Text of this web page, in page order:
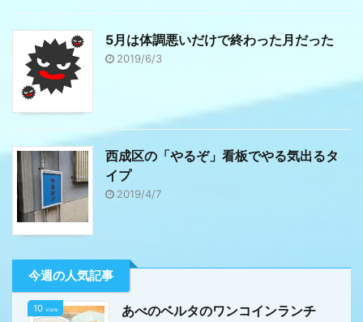
5月は体調悪いだけで終わった月だった
2019/6/3
西成区の「やるぞ」看板でやる気出るタ
イプ
2019/4/7
今週の人気記事
10 view あべのベルタのワンコインランチ